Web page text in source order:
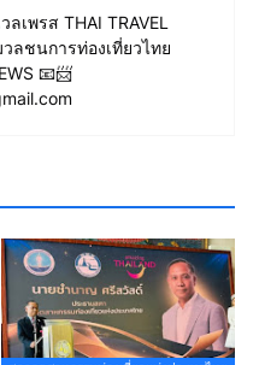
เพรส THAI TRAVEL
ลชนการท่องเที่ยวไทย
📧📨